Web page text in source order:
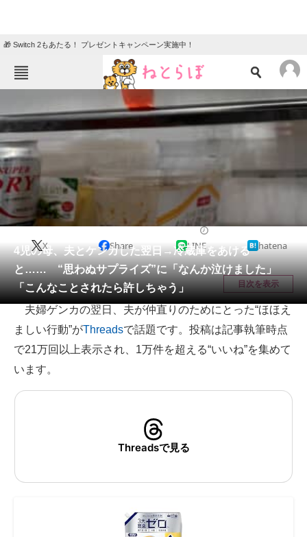
🎁 Switch 2もあたる！ プレゼントキャンペーン実施中！
TOP ニュース
エンタメ クイズ
グルメ 地域
住まい 教育・育児
動物 リサーチ
会員記事
メディア
注目記事を集めた総合ページ
ITの今と未来を見通す
スマホと通信の最新トレンド
ビジネスと働き方のヒント
AI活用のいまが分かる
4児の母、夫とケンカした翌日→冷蔵庫をあける
と…… “思わぬサプライズ”に「なんか泣けました」
「こんなことされたら許しちゃう」
X Share LINE hatena
目次を表示
夫婦ゲンカの翌日、夫が仲直りのためにとった“ほほえ
ましい行動”がThreadsで話題です。投稿は記事執筆時点
で21万回以上表示され、1万件を超える“いいね”を集めて
います。
Threadsで見る